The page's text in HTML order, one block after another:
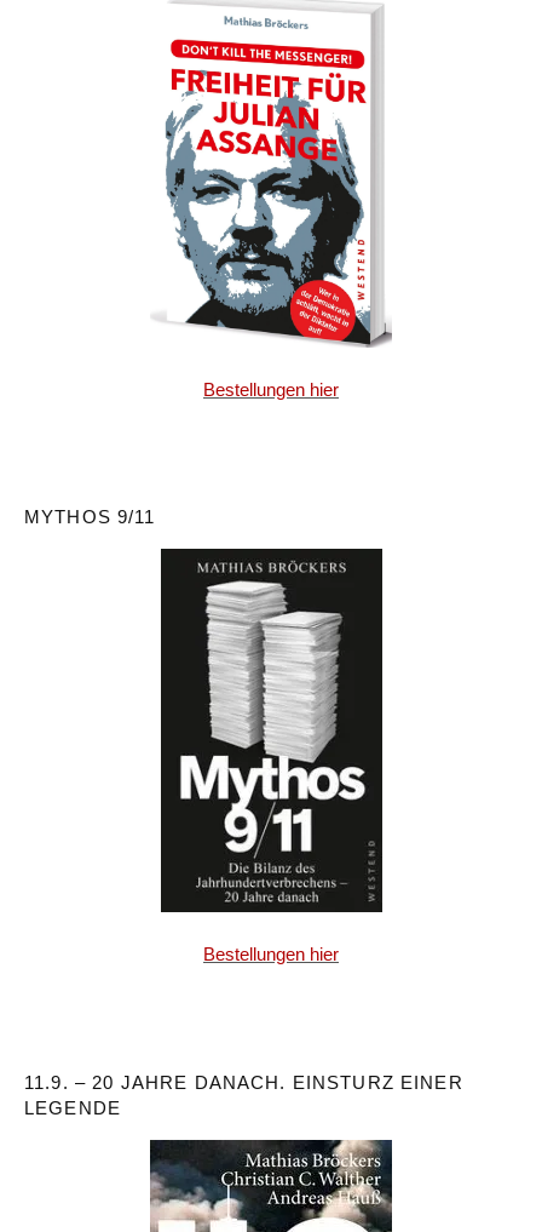
Bestellungen hier
MYTHOS 9/11
Bestellungen hier
11.9. – 20 JAHRE DANACH. EINSTURZ EINER
LEGENDE